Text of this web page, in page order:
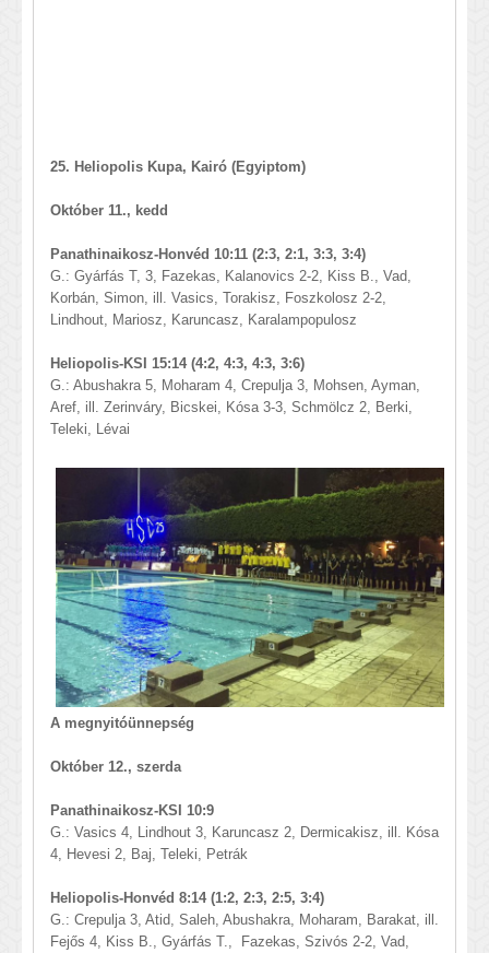
25. Heliopolis Kupa, Kairó (Egyiptom)
Október 11., kedd
Panathinaikosz-Honvéd 10:11 (2:3, 2:1, 3:3, 3:4)
G.: Gyárfás T, 3, Fazekas, Kalanovics 2-2, Kiss B., Vad,
Korbán, Simon, ill. Vasics, Torakisz, Foszkolosz 2-2,
Lindhout, Mariosz, Karuncasz, Karalampopulosz
Heliopolis-KSI 15:14 (4:2, 4:3, 4:3, 3:6)
G.: Abushakra 5, Moharam 4, Crepulja 3, Mohsen, Ayman,
Aref, ill. Zerinváry, Bicskei, Kósa 3-3, Schmölcz 2, Berki,
Teleki, Lévai
A megnyitóünnepség
Október 12., szerda
Panathinaikosz-KSI 10:9
G.: Vasics 4, Lindhout 3, Karuncasz 2, Dermicakisz, ill. Kósa
4, Hevesi 2, Baj, Teleki, Petrák
Heliopolis-Honvéd 8:14 (1:2, 2:3, 2:5, 3:4)
G.: Crepulja 3, Atid, Saleh, Abushakra, Moharam, Barakat, ill.
Fejős 4, Kiss B., Gyárfás T., Fazekas, Szivós 2-2, Vad,